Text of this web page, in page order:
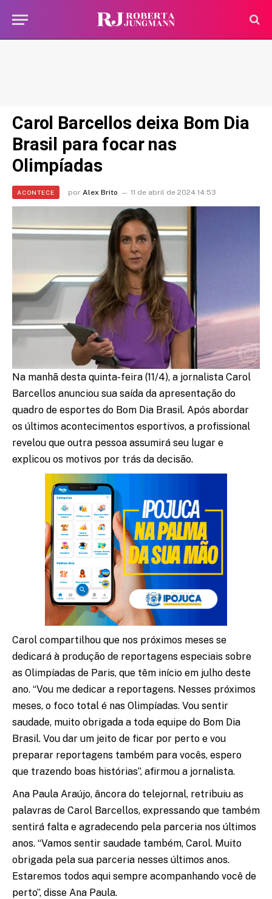
Carol Barcellos deixa Bom Dia
Brasil para focar nas
Olimpíadas
ACONTECE por Alex Brito 11 de abril de 2024 14:53
Na manhã desta quinta-feira (11/4), a jornalista Carol
Barcellos anunciou sua saída da apresentação do
quadro de esportes do Bom Dia Brasil. Após abordar
os últimos acontecimentos esportivos, a profissional
revelou que outra pessoa assumirá seu lugar e
explicou os motivos por trás da decisão.
Carol compartilhou que nos próximos meses se
dedicará à produção de reportagens especiais sobre
as Olimpíadas de Paris, que têm início em julho deste
ano. “Vou me dedicar a reportagens. Nesses próximos
meses, o foco total é nas Olimpíadas. Vou sentir
saudade, muito obrigada a toda equipe do Bom Dia
Brasil. Vou dar um jeito de ficar por perto e vou
preparar reportagens também para vocês, espero
que trazendo boas histórias”, afirmou a jornalista.
Ana Paula Araújo, âncora do telejornal, retribuiu as
palavras de Carol Barcellos, expressando que também
sentirá falta e agradecendo pela parceria nos últimos
anos. “Vamos sentir saudade também, Carol. Muito
obrigada pela sua parceria nesses últimos anos.
Estaremos todos aqui sempre acompanhando você de
perto”, disse Ana Paula.